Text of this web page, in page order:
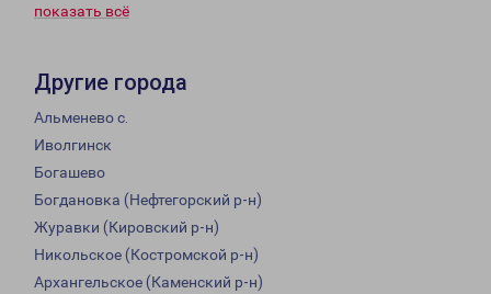
показать всё
Другие города
Альменево с.
Иволгинск
Богашево
Богдановка (Нефтегорский р-н)
Журавки (Кировский р-н)
Никольское (Костромской р-н)
Архангельское (Каменский р-н)